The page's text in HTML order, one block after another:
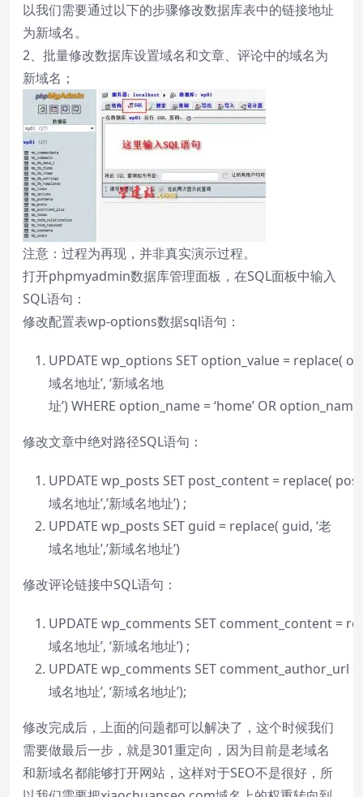
以我们需要通过以下的步骤修改数据库表中的链接地址
为新域名。
2、批量修改数据库设置域名和文章、评论中的域名为
新域名；
注意：过程为再现，并非真实演示过程。
打开phpmyadmin数据库管理面板，在SQL面板中输入
SQL语句：
修改配置表wp-options数据sql语句：
UPDATE wp_options SET option_value = replace(
域名地址’, ‘新域名地
址’) WHERE option_name = ‘home’ OR option_name
修改文章中绝对路径SQL语句：
UPDATE wp_posts SET post_content = replace(
域名地址’,’新域名地址’) ;
UPDATE wp_posts SET guid = replace( guid, ‘老
域名地址’,’新域名地址’)
修改评论链接中SQL语句：
UPDATE wp_comments SET comment_content =
域名地址’, ‘新域名地址’) ;
UPDATE wp_comments SET comment_author_url =
域名地址’, ‘新域名地址’);
修改完成后，上面的问题都可以解决了，这个时候我们
需要做最后一步，就是301重定向，因为目前是老域名
和新域名都能够打开网站，这样对于SEO不是很好，所